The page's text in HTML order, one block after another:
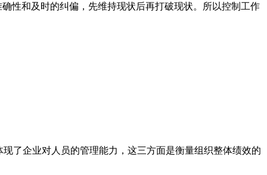
和及时的纠偏，先维持现状后再打破现状。所以控制工作
了企业对人员的管理能力，这三方面是衡量组织整体绩效的